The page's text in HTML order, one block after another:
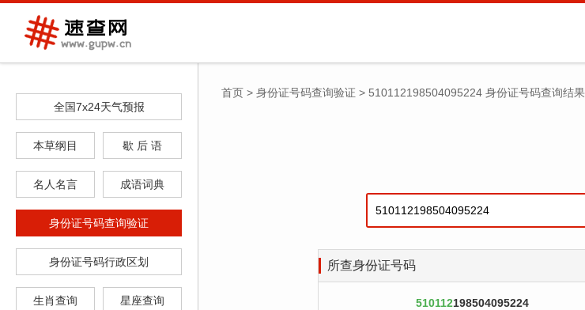
全国7x24天气预报
本草纲目 歇 后 语
名人名言 成语词典
身份证号码查询验证
身份证号码行政区划
生肖查询 星座查询
首页 > 身份证号码查询验证 > 510112198504095224 身份证号码查询结果
所查身份证号码
510112198504095224